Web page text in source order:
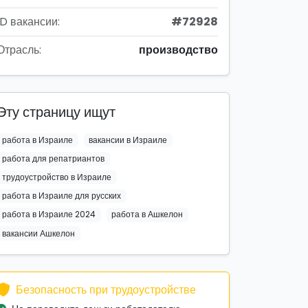
вакансии:
#72928
производство
страницу ищут
работа в Израиле
вакансии в Израиле
работа для репатриантов
трудоустройство в Израиле
работа в Израиле для русских
работа в Израиле 2024
работа в Ашкелон
вакансии Ашкелон
Безопасность при трудоустройстве